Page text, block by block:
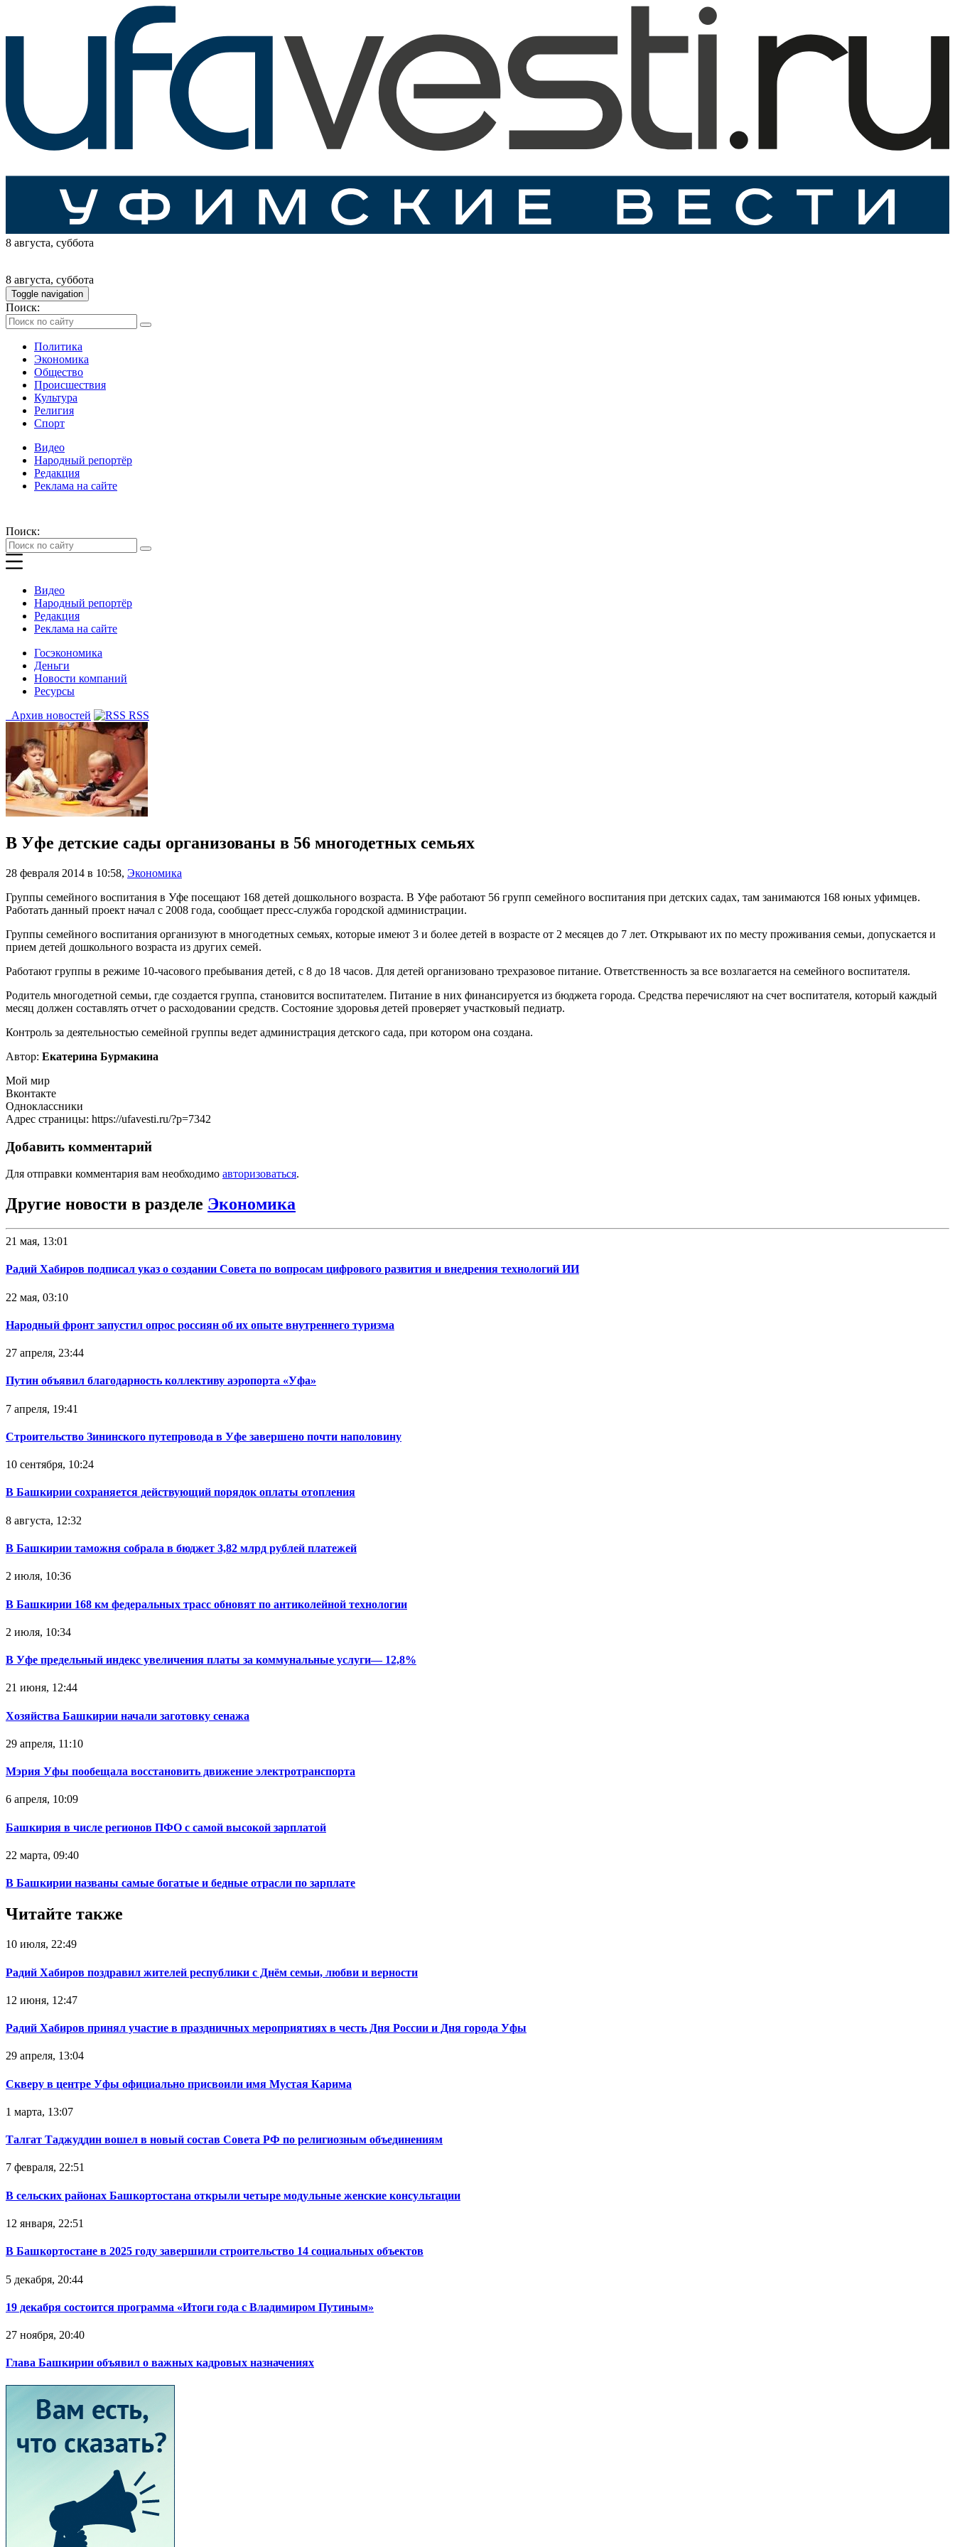
8 августа, суббота
8 августа, суббота
Toggle navigation
Поиск:
Политика
Экономика
Общество
Происшествия
Культура
Религия
Спорт
Видео
Народный репортёр
Редакция
Реклама на сайте
Поиск:
Видео
Народный репортёр
Редакция
Реклама на сайте
Госэкономика
Деньги
Новости компаний
Ресурсы
Архив новостей
RSS
В Уфе детские сады организованы в 56 многодетных семьях
28 февраля 2014 в 10:58, Экономика
Группы семейного воспитания в Уфе посещают 168 детей дошкольного возраста. В Уфе работают 56 групп семейного воспитания при детских садах, там занимаются 168 юных уфимцев.
Работать данный проект начал с 2008 года, сообщает пресс-служба городской администрации.
Группы семейного воспитания организуют в многодетных семьях, которые имеют 3 и более детей в возрасте от 2 месяцев до 7 лет. Открывают их по месту проживания семьи, допускается и
прием детей дошкольного возраста из других семей.
Работают группы в режиме 10-часового пребывания детей, с 8 до 18 часов. Для детей организовано трехразовое питание. Ответственность за все возлагается на семейного воспитателя.
Родитель многодетной семьи, где создается группа, становится воспитателем. Питание в них финансируется из бюджета города. Средства перечисляют на счет воспитателя, который каждый
месяц должен составлять отчет о расходовании средств. Состояние здоровья детей проверяет участковый педиатр.
Контроль за деятельностью семейной группы ведет администрация детского сада, при котором она создана.
Автор: Екатерина Бурмакина
Мой мир
Вконтакте
Одноклассники
Адрес страницы: https://ufavesti.ru/?p=7342
Добавить комментарий
Для отправки комментария вам необходимо авторизоваться.
Другие новости в разделе Экономика
21 мая, 13:01
Радий Хабиров подписал указ о создании Совета по вопросам цифрового развития и внедрения технологий ИИ
22 мая, 03:10
Народный фронт запустил опрос россиян об их опыте внутреннего туризма
27 апреля, 23:44
Путин объявил благодарность коллективу аэропорта «Уфа»
7 апреля, 19:41
Строительство Зининского путепровода в Уфе завершено почти наполовину
10 сентября, 10:24
В Башкирии сохраняется действующий порядок оплаты отопления
8 августа, 12:32
В Башкирии таможня собрала в бюджет 3,82 млрд рублей платежей
2 июля, 10:36
В Башкирии 168 км федеральных трасс обновят по антиколейной технологии
2 июля, 10:34
В Уфе предельный индекс увеличения платы за коммунальные услуги— 12,8%
21 июня, 12:44
Хозяйства Башкирии начали заготовку сенажа
29 апреля, 11:10
Мэрия Уфы пообещала восстановить движение электротранспорта
6 апреля, 10:09
Башкирия в числе регионов ПФО с самой высокой зарплатой
22 марта, 09:40
В Башкирии названы самые богатые и бедные отрасли по зарплате
Читайте также
10 июля, 22:49
Радий Хабиров поздравил жителей республики с Днём семьи, любви и верности
12 июня, 12:47
Радий Хабиров принял участие в праздничных мероприятиях в честь Дня России и Дня города Уфы
29 апреля, 13:04
Скверу в центре Уфы официально присвоили имя Мустая Карима
1 марта, 13:07
Талгат Таджуддин вошел в новый состав Совета РФ по религиозным объединениям
7 февраля, 22:51
В сельских районах Башкортостана открыли четыре модульные женские консультации
12 января, 22:51
В Башкортостане в 2025 году завершили строительство 14 социальных объектов
5 декабря, 20:44
19 декабря состоится программа «Итоги года с Владимиром Путиным»
27 ноября, 20:40
Глава Башкирии объявил о важных кадровых назначениях